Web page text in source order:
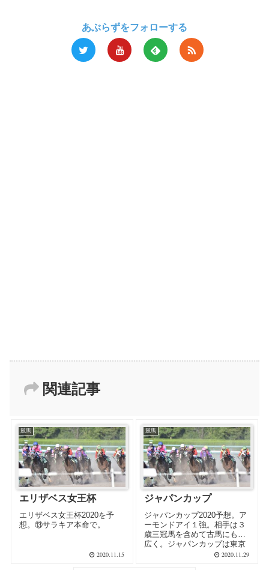
あぶらずをフォローする
関連記事
競馬
エリザベス女王杯
エリザベス女王杯2020を予
想。⑬サラキア本命で。
2020.11.15
競馬
ジャパンカップ
ジャパンカップ2020予想。ア
ーモンドアイ１強。相手は３
歳三冠馬を含めて古馬にも手
広く。ジャパンカップは東京
１２Ｒなので注意。
2020.11.29